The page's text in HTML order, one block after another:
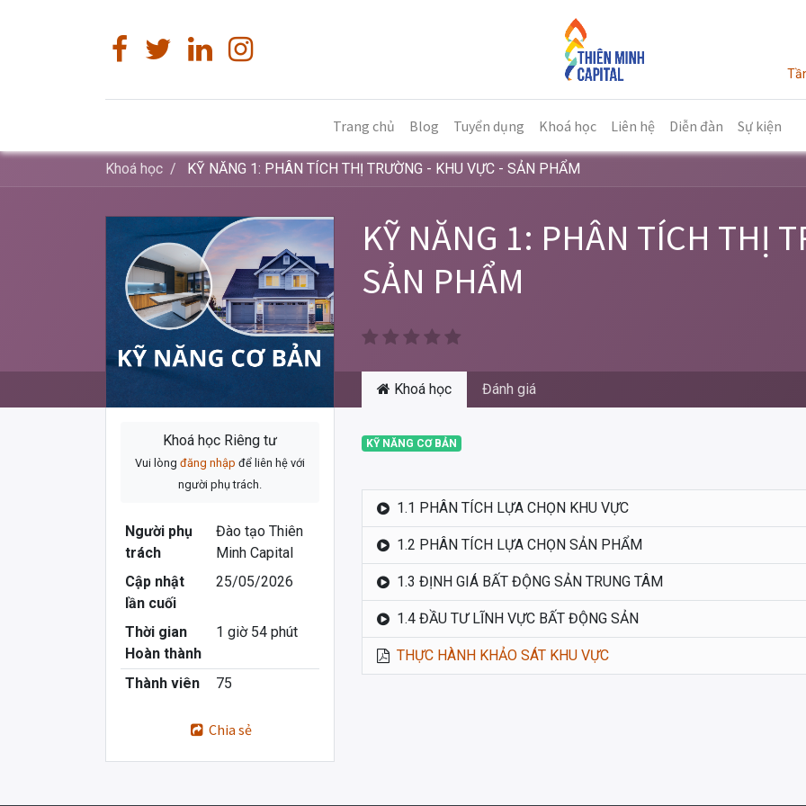
Trang chủ Blog Tuyển dụng Khoá học Liên hệ Diễn đàn Sự kiện
Khoá học KỸ NĂNG 1: PHÂN TÍCH THỊ TRƯỜNG - KHU VỰC - SẢN PHẨM
KỸ NĂNG 1: PHÂN TÍCH THỊ
SẢN PHẨM
Khoá học Riêng tư
Vui lòng đăng nhập để liên hệ với
người phụ trách.
Người phụ
trách
Đào tạo Thiên
Minh Capital
Cập nhật
lần cuối
25/05/2026
Thời gian
Hoàn thành
1 giờ 54 phút
Thành viên 75
Chia sẻ
Khoá học Đánh giá
KỸ NĂNG CƠ BẢN
1.1 PHÂN TÍCH LỰA CHỌN KHU VỰC
1.2 PHÂN TÍCH LỰA CHỌN SẢN PHẨM
1.3 ĐỊNH GIÁ BẤT ĐỘNG SẢN TRUNG TÂM
1.4 ĐẦU TƯ LĨNH VỰC BẤT ĐỘNG SẢN
THỰC HÀNH KHẢO SÁT KHU VỰC